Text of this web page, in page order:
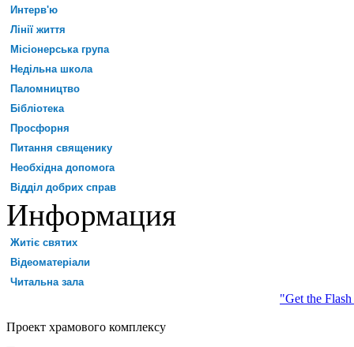
Интерв'ю
Лінії життя
Місіонерська група
Недільна школа
Паломництво
Бібліотека
Просфорня
Питання священику
Необхідна допомога
Відділ добрих справ
Информация
Житіє святих
Відеоматеріали
Читальна зала
"Get the
Проект храмового комплексу